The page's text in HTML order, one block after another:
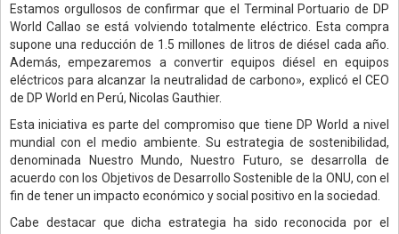
Estamos orgullosos de confirmar que el Terminal Portuario de DP
World Callao se está volviendo totalmente eléctrico. Esta compra
supone una reducción de 1.5 millones de litros de diésel cada año.
Además, empezaremos a convertir equipos diésel en equipos
eléctricos para alcanzar la neutralidad de carbono», explicó el CEO
de DP World en Perú, Nicolas Gauthier.
Esta iniciativa es parte del compromiso que tiene DP World a nivel
mundial con el medio ambiente. Su estrategia de sostenibilidad,
denominada Nuestro Mundo, Nuestro Futuro, se desarrolla de
acuerdo con los Objetivos de Desarrollo Sostenible de la ONU, con el
fin de tener un impacto económico y social positivo en la sociedad.
Cabe destacar que dicha estrategia ha sido reconocida por el